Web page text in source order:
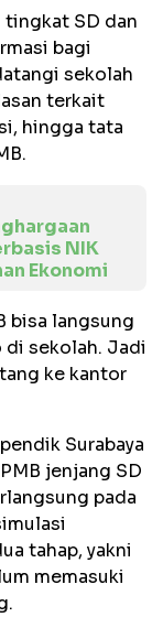
tingkat SD dan
bagi
sekolah
terkait
hingga tata
NIK
Ekonomi
bisa langsung
di sekolah. Jadi
ke kantor
Surabaya
jenjang SD
pada
tahap, yakni
memasuki